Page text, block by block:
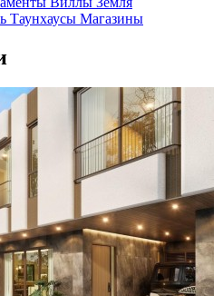
Таунхаусы Магазины